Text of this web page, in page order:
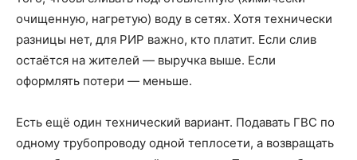
очищенную, нагретую) воду в сетях. Хотя технически
разницы нет, для РИР важно, кто платит. Если слив
остаётся на жителей — выручка выше. Если
оформлять потери — меньше.
Есть ещё один технический вариант. Подавать ГВС по
одному трубопроводу одной теплосети, а возвращать